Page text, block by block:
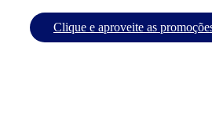
Clique e aproveite as